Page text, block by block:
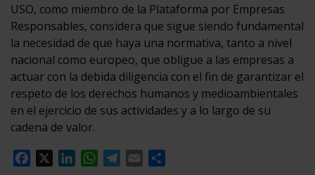
USO, como miembro de la Plataforma por Empresas
Responsables, considera que sigue siendo fundamental
la necesidad de que haya una normativa, tanto a nivel
nacional como europeo, que obligue a las empresas a
actuar con la debida diligencia con el fin de garantizar el
respeto de los derechos humanos y medioambientales
en el ejercicio de sus actividades y a lo largo de su
cadena de valor.
Facebook
LinkedInWhatsApp
Telegram
Email